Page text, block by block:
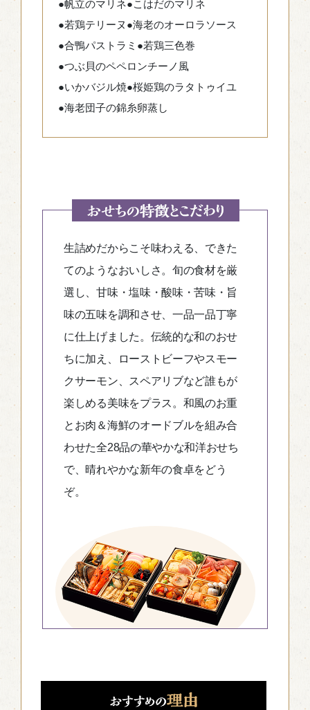
●帆立のマリネ●こはだのマリネ
●若鶏テリーヌ ●海老のオーロラソース
●合鴨パストラミ ●若鶏三色巻
●つぶ貝のペペロンチーノ風
●いかバジル焼●桜姫鶏のラタトゥイユ
●海老団子の錦糸卵蒸し
生詰めだからこそ味わえる、できた
てのようなおいしさ。旬の食材を厳
選し、甘味・塩味・酸味・苦味・旨
味の五味を調和させ、一品一品丁寧
に仕上げました。伝統的な和のおせ
ちに加え、ローストビーフやスモー
クサーモン、スペアリブなど誰もが
楽しめる美味をプラス。和風のお重
とお肉＆海鮮のオードブルを組み合
わせた全28品の華やかな和洋おせち
で、晴れやかな新年の食卓をどう
ぞ。